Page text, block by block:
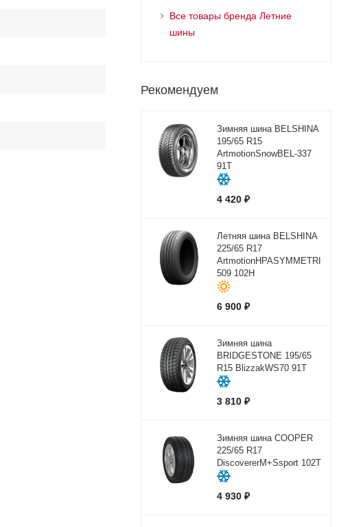
Все товары бренда Летние
шины
Рекомендуем
Зимняя шина BELSHINA
195/65 R15
ArtmotionSnowBEL-337
91T
4 420₽
Летняя шина BELSHINA
225/65 R17
ArtmotionHPASYMMETRICBEL-
509 102H
6 900₽
Зимняя шина
BRIDGESTONE 195/65
R15 BlizzakWS70 91T
3 810₽
Зимняя шина COOPER
225/65 R17
DiscovererM+Ssport 102Т
4 930₽